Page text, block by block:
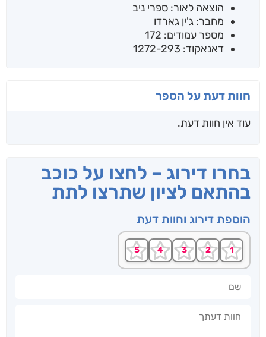
הוצאה לאור: ספרי ניב
מחבר: ג'ין גארדו
מספר עמודים: 172
דאנאקוד: 1272-293
חוות דעת על הספר
עוד אין חוות דעת.
בחרו דירוג – לחצו על כוכב
בהתאם לציון שתרצו לתת
הוספת דירוג וחוות דעת